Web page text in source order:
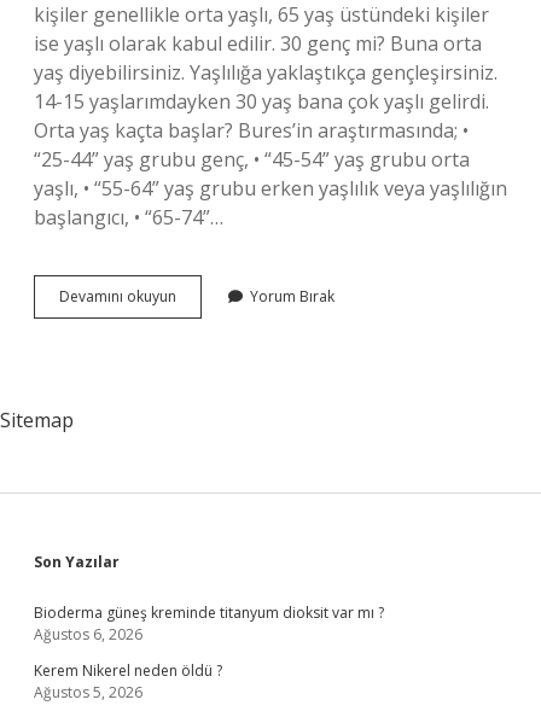
kişiler genellikle orta yaşlı, 65 yaş üstündeki kişiler
ise yaşlı olarak kabul edilir. 30 genç mi? Buna orta
yaş diyebilirsiniz. Yaşlılığa yaklaştıkça gençleşirsiniz.
14-15 yaşlarımdayken 30 yaş bana çok yaşlı gelirdi.
Orta yaş kaçta başlar? Bures’in araştırmasında; •
“25-44” yaş grubu genç, • “45-54” yaş grubu orta
yaşlı, • “55-64” yaş grubu erken yaşlılık veya yaşlılığın
başlangıcı, • “65-74”…
Devamını okuyun
Yaş
Yorum Bırak
Sitemap
Sidebar
Son Yazılar
Bioderma güneş kreminde titanyum dioksit var mı ?
Ağustos 6, 2026
Kerem Nikerel neden öldü ?
Ağustos 5, 2026